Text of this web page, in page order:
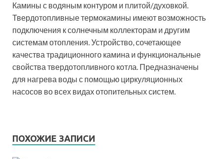
Камины с водяным контуром и плитой/духовкой.
Твердотопливные термокамины имеют возможность
подключения к солнечным коллекторам и другим
системам отопления. Устройство, сочетающее
качества традиционного камина и функциональные
свойства твердотопливного котла. Предназначены
для нагрева воды с помощью циркуляционных
насосов во всех видах отопительных систем.
ПОХОЖИЕ ЗАПИСИ